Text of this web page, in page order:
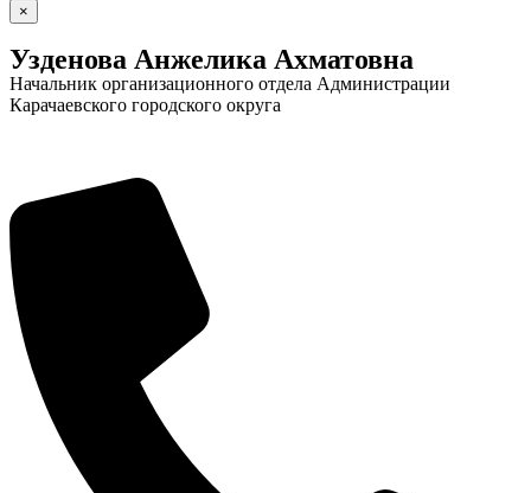
"Минги Тау"
Виртуальная
×
Узденова Анжелика Ахматовна
Начальник организационного отдела Администрации
Карачаевского городского округа